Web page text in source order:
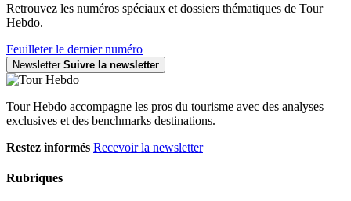
Retrouvez les numéros spéciaux et dossiers thématiques de Tour
Hebdo.
Feuilleter le dernier numéro
Newsletter Suivre la newsletter
Tour Hebdo accompagne les pros du tourisme avec des analyses
exclusives et des benchmarks destinations.
Restez informés Recevoir la newsletter
Rubriques